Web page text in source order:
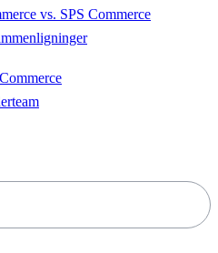
vs. SPS Commerce